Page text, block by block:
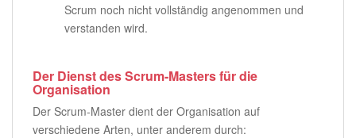
Scrum noch nicht vollständig angenommen und
verstanden wird.
Der Dienst des Scrum-Masters für die
Organisation
Der Scrum-Master dient der Organisation auf
verschiedene Arten, unter anderem durch: